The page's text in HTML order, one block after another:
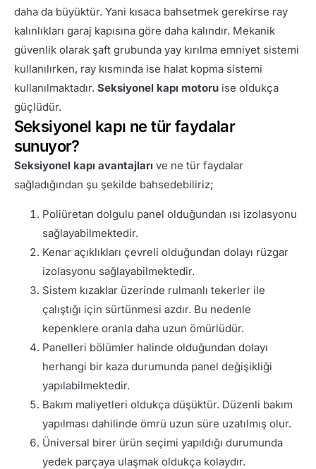
daha da büyüktür. Yani kısaca bahsetmek gerekirse ray
kalınlıkları garaj kapısına göre daha kalındır. Mekanik
güvenlik olarak şaft grubunda yay kırılma emniyet sistemi
kullanılırken, ray kısmında ise halat kopma sistemi
kullanılmaktadır. Seksiyonel kapı motoruise oldukça
güçlüdür.
Seksiyonel kapı ne tür faydalar
sunuyor?
Seksiyonel kapı avantajlarıve ne tür faydalar
sağladığından şu şekilde bahsedebiliriz;
Poliüretan dolgulu panel olduğundan ısı izolasyonu
sağlayabilmektedir.
Kenar açıklıkları çevreli olduğundan dolayı rüzgar
izolasyonu sağlayabilmektedir.
Sistem kızaklar üzerinde rulmanlı tekerler ile
çalıştığı için sürtünmesi azdır. Bu nedenle
kepenklere oranla daha uzun ömürlüdür.
Panelleri bölümler halinde olduğundan dolayı
herhangi bir kaza durumunda panel değişikliği
yapılabilmektedir.
Bakım maliyetleri oldukça düşüktür. Düzenli bakım
yapılması dahilinde ömrü uzun süre uzatılmış olur.
Üniversal birer ürün seçimi yapıldığı durumunda
yedek parçaya ulaşmak oldukça kolaydır.